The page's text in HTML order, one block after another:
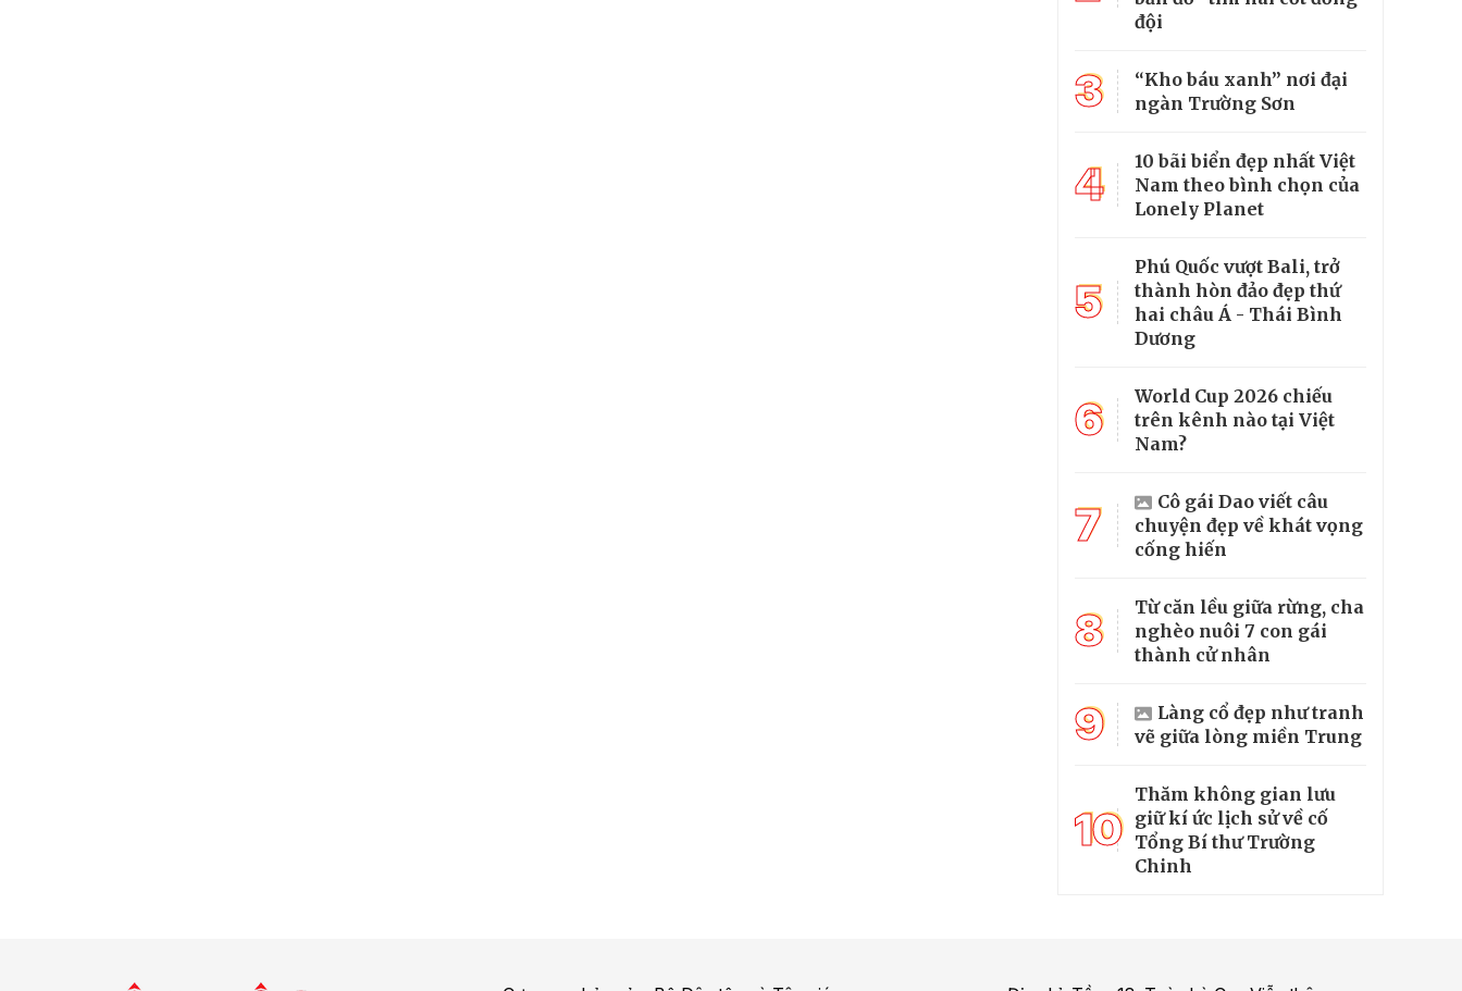
đội
3
“Kho báu xanh” nơi đại
ngàn Trường Sơn
4
10 bãi biển đẹp nhất Việt
Nam theo bình chọn của
Lonely Planet
5
Phú Quốc vượt Bali, trở
thành hòn đảo đẹp thứ
hai châu Á - Thái Bình
Dương
6
World Cup 2026 chiếu
trên kênh nào tại Việt
Nam?
7
Cô gái Dao viết câu
chuyện đẹp về khát vọng
cống hiến
8
Từ căn lều giữa rừng, cha
nghèo nuôi 7 con gái
thành cử nhân
9
Làng cổ đẹp như tranh
vẽ giữa lòng miền Trung
10
Thăm không gian lưu
giữ kí ức lịch sử về cố
Tổng Bí thư Trường
Chinh